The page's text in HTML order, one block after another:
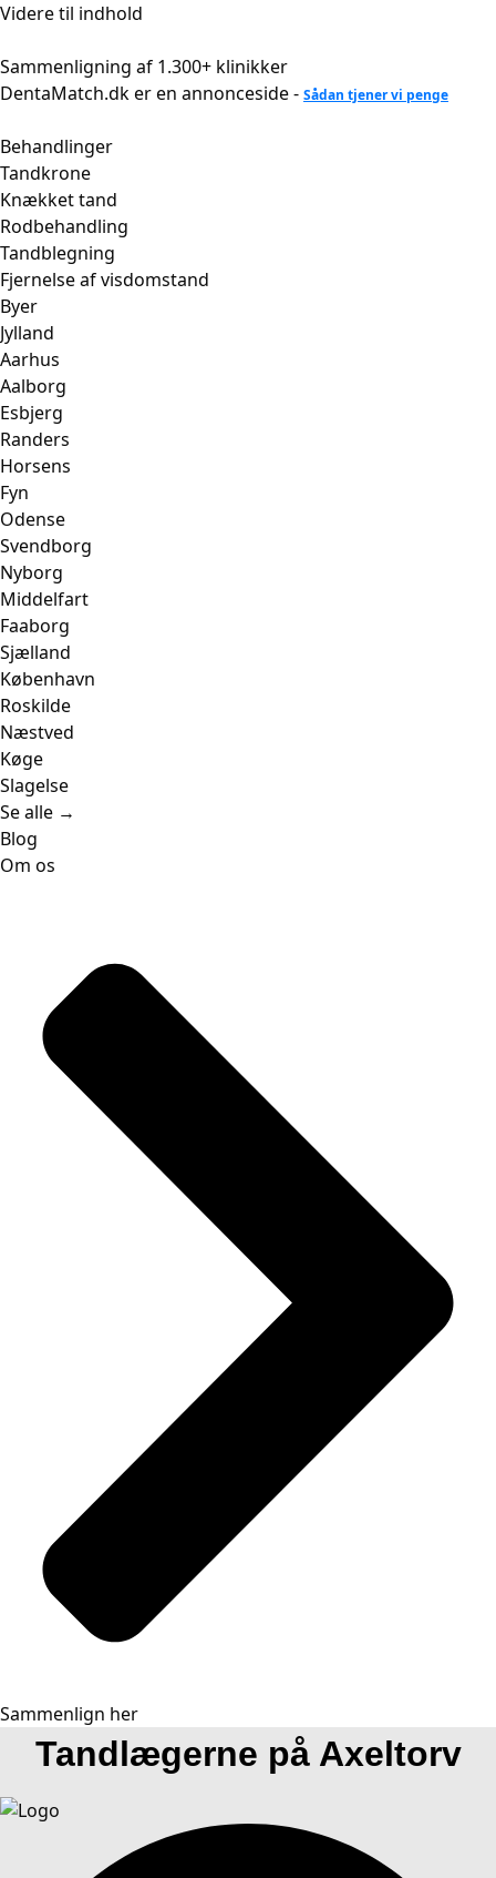
Videre til indhold
Sammenligning af 1.300+ klinikker
DentaMatch.dk er en annonceside - Sådan tjener vi penge
Behandlinger
Tandkrone
Knækket tand
Rodbehandling
Tandblegning
Fjernelse af visdomstand
Byer
Jylland
Aarhus
Aalborg
Esbjerg
Randers
Horsens
Fyn
Odense
Svendborg
Nyborg
Middelfart
Faaborg
Sjælland
København
Roskilde
Næstved
Køge
Slagelse
Se alle →
Blog
Om os
Sammenlign her
Tandlægerne på Axeltorv